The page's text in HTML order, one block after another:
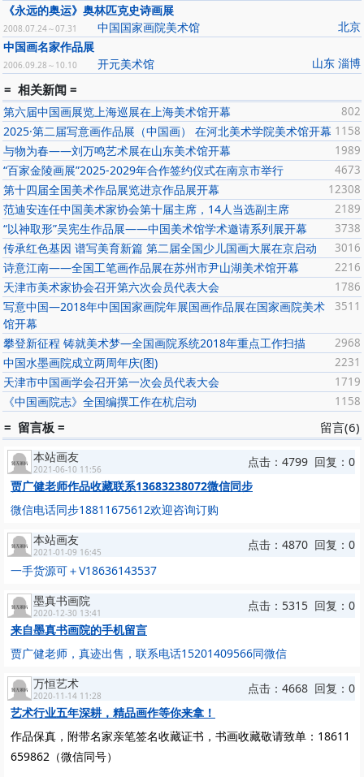
《永远的奥运》奥林匹克史诗画展
北京
2008.07.24～07.31
中国国家画院美术馆
中国画名家作品展
山东 淄博
2006.09.28～10.10 开元美术馆
= 相关新闻 =
802
第六届中国画展览上海巡展在上海美术馆开幕
1158
2025·第二届写意画作品展（中国画） 在河北美术学院美术馆开幕
1989
与物为春——刘万鸣艺术展在山东美术馆开幕
4673
“百家金陵画展”2025-2029年合作签约仪式在南京市举行
12308
第十四届全国美术作品展览进京作品展开幕
2189
范迪安连任中国美术家协会第十届主席，14人当选副主席
3738
“以神取形”吴宪生作品展——中国美术馆学术邀请系列展开幕
3016
传承红色基因 谱写美育新篇 第二届全国少儿国画大展在京启动
2216
诗意江南——全国工笔画作品展在苏州市尹山湖美术馆开幕
1786
天津市美术家协会召开第六次会员代表大会
3511
写意中国—2018年中国国家画院年展国画作品展在国家画院美术
馆开幕
2968
攀登新征程 铸就美术梦—全国画院系统2018年重点工作扫描
2231
中国水墨画院成立两周年庆(图)
1719
天津市中国画学会召开第一次会员代表大会
1158
《中国画院志》全国编撰工作在杭启动
留言(6)
= 留言板 =
本站画友
2021-06-10 11:56
点击：4799 回复：0
贾广健老师作品收藏联系13683238072微信同步
微信电话同步18811675612欢迎咨询订购
本站画友
2021-01-09 16:45
点击：4870 回复：0
一手货源可＋V18636143537
墨真书画院
2020-12-30 13:41
点击：5315 回复：0
来自墨真书画院的手机留言
贾广健老师，真迹出售，联系电话15201409566同微信
万恒艺术
2020-11-14 11:28
点击：4668 回复：0
艺术行业五年深耕，精品画作等你来拿！
作品保真，附带名家亲笔签名收藏证书，书画收藏敬请致单： 18611
659862 （微信同号）